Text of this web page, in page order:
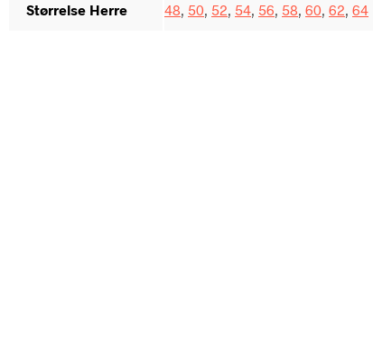
Størrelse Herre 48, 50, 52, 54, 56, 58, 60, 62, 64